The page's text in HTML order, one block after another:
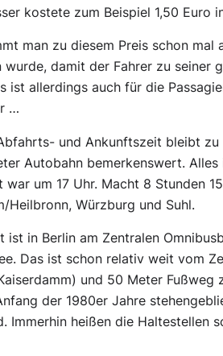
kostete zum Beispiel 1,50 Euro
man zu diesem Preis schon
wurde, damit der Fahrer zu seiner
ist allerdings auch für die
…
und Ankunftszeit bleibt
Autobahn bemerkenswert.
war um 17 Uhr. Macht 8 Stunden
Heilbronn, Würzburg und Suhl.
ist in Berlin am Zentralen
Das ist schon relativ weit vom
und 50 Meter
der 1980er Jahre
Immerhin heißen die Haltestellen